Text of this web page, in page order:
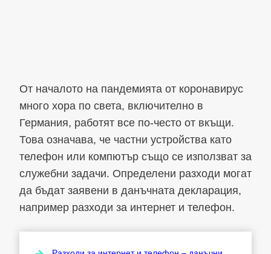
От началото на пандемията от коронавирус
много хора по света, включително в
Германия, работят все по-често от вкъщи.
Това означава, че частни устройства като
телефон или компютър също се използват за
служебни задачи. Определени разходи могат
да бъдат заявени в данъчната декларация,
например разходи за интернет и телефон.